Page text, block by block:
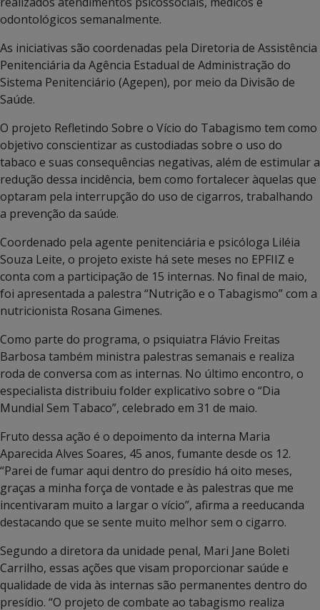
odontológicos semanalmente.
As iniciativas são coordenadas pela Diretoria de Assistência
Penitenciária da Agência Estadual de Administração do
Sistema Penitenciário (Agepen), por meio da Divisão de
Saúde.
O projeto Refletindo Sobre o Vício do Tabagismo tem como
objetivo conscientizar as custodiadas sobre o uso do
tabaco e suas consequências negativas, além de estimular a
redução dessa incidência, bem como fortalecer àquelas que
optaram pela interrupção do uso de cigarros, trabalhando
a prevenção da saúde.
Coordenado pela agente penitenciária e psicóloga Liléia
Souza Leite, o projeto existe há sete meses no EPFIIZ e
conta com a participação de 15 internas. No final de maio,
foi apresentada a palestra “Nutrição e o Tabagismo” com a
nutricionista Rosana Gimenes.
Como parte do programa, o psiquiatra Flávio Freitas
Barbosa também ministra palestras semanais e realiza
roda de conversa com as internas. No último encontro, o
especialista distribuiu folder explicativo sobre o “Dia
Mundial Sem Tabaco”, celebrado em 31 de maio.
Fruto dessa ação é o depoimento da interna Maria
Aparecida Alves Soares, 45 anos, fumante desde os 12.
“Parei de fumar aqui dentro do presídio há oito meses,
graças a minha força de vontade e às palestras que me
incentivaram muito a largar o vício”, afirma a reeducanda
destacando que se sente muito melhor sem o cigarro.
Segundo a diretora da unidade penal, Mari Jane Boleti
Carrilho, essas ações que visam proporcionar saúde e
qualidade de vida às internas são permanentes dentro do
presídio. “O projeto de combate ao tabagismo realiza